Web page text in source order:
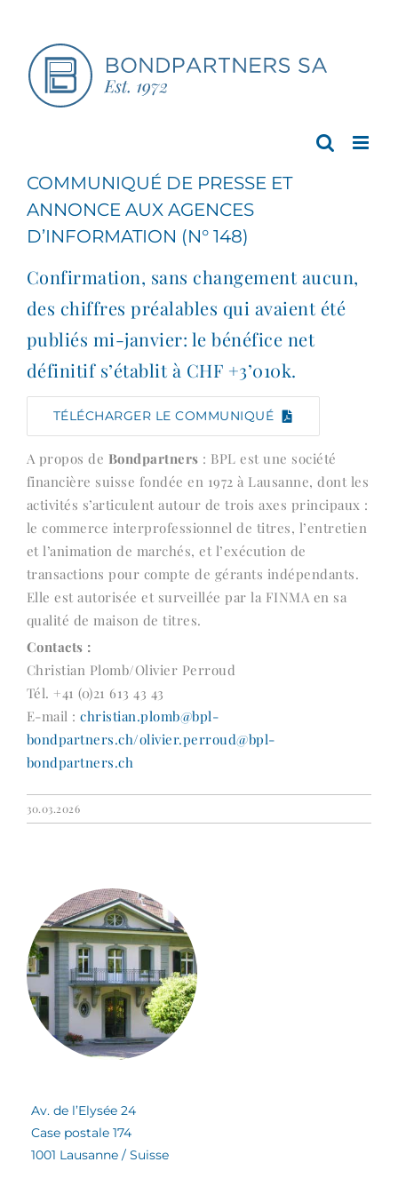
contenu
COMMUNIQUÉ DE PRESSE ET
ANNONCE AUX AGENCES
D’INFORMATION (N° 148)
Confirmation, sans changement aucun,
des chiffres préalables qui avaient été
publiés mi-janvier: le bénéfice net
définitif s’établit à CHF +3’010k.
TÉLÉCHARGER LE COMMUNIQUÉ
A propos de Bondpartners : BPL est une société
financière suisse fondée en 1972 à Lausanne, dont les
activités s’articulent autour de trois axes principaux :
le commerce interprofessionnel de titres, l’entretien
et l’animation de marchés, et l’exécution de
transactions pour compte de gérants indépendants.
Elle est autorisée et surveillée par la FINMA en sa
qualité de maison de titres.
Contacts :
Christian Plomb/Olivier Perroud
Tél. +41 (0)21 613 43 43
E-mail :christian.plomb@bpl-
bondpartners.ch/olivier.perroud@bpl-
bondpartners.ch
30.03.2026
Av. de l’Elysée 24
Case postale 174
1001 Lausanne / Suisse